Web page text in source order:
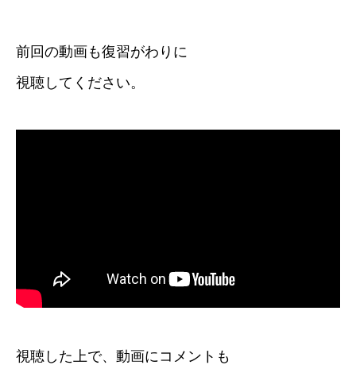
前回の動画も復習がわりに
視聴してください。
視聴した上で、動画にコメントも